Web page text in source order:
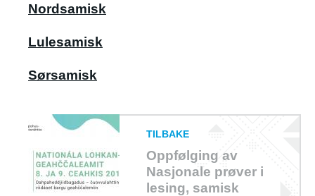
Nordsamisk
Lulesamisk
Sørsamisk
TILBAKE
Oppfølging av
Nasjonale prøver i
lesing, samisk